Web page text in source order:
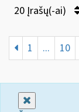
20 Įrašų(-ai)
1 ... 10